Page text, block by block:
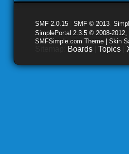
SMF 2.0.15 SMF © 2013
SimplePortal 2.3.5 © 2008-2012,
SMFSimple.com Theme | Skin
Boards Topics